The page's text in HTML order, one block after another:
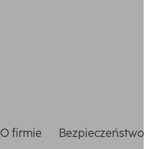
O firmie Bezpieczeństwo i